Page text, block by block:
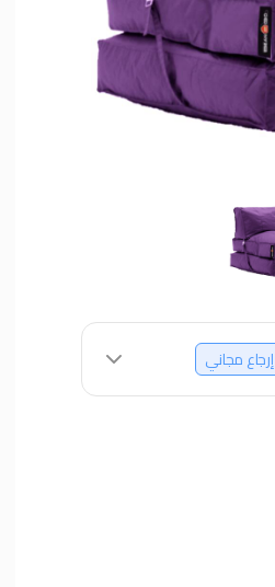
إرجاع مجاني